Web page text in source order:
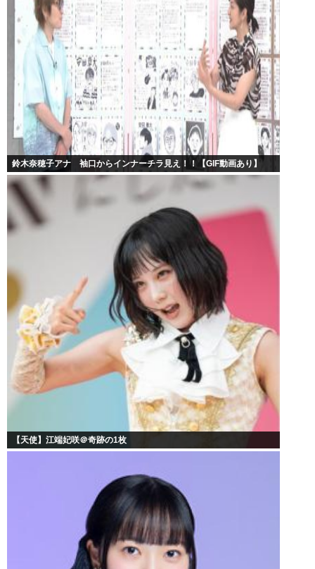
鈴木奈穂子アナ 袖口からインナーチラ見え！！【GIF動画あり】
【天使】江端妃咲＠奇跡の1枚